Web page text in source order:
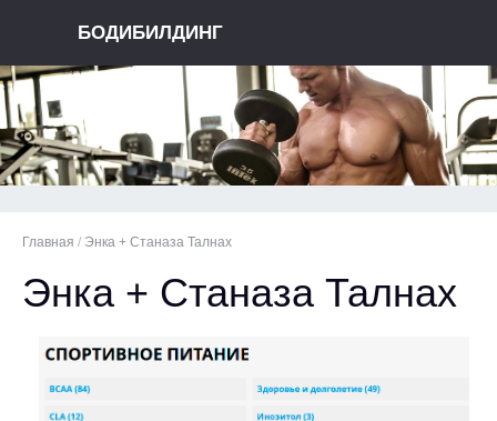
БОДИБИЛДИНГ
Главная / Энка + Станаза Талнах
Энка + Станаза Талнах